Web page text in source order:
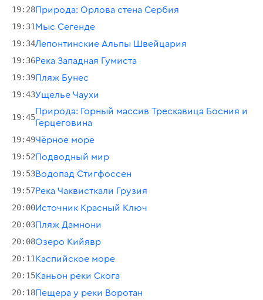
19:28Природа: Орлова стена Сербия
19:31Мыс Сегенде
19:34Лепонтинские Альпы Швейцария
19:36Река Западная Гумиста
19:39Пляж Бунес
19:43Ущелье Чаухи
19:45
Природа: Горный массив Трескавица Босния и
Герцеговина
19:49Чёрное море
19:52Подводный мир
19:53Водопад Стигфоссен
19:57Река Чаквисткали Грузия
20:00Источник Красный Ключ
20:03Пляж Дамнони
20:08Озеро Кийявр
20:11Каспийское море
20:15Каньон реки Скога
20:18Пещера у реки Воротан